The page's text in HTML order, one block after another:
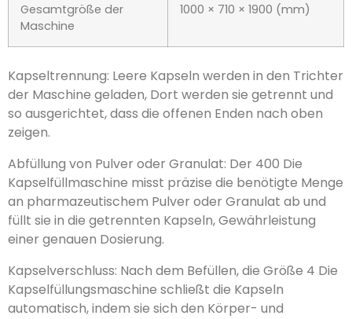
Gesamtgröße der
Maschine
1000 × 710 × 1900 (mm)
Kapseltrennung: Leere Kapseln werden in den Trichter
der Maschine geladen, Dort werden sie getrennt und
so ausgerichtet, dass die offenen Enden nach oben
zeigen.
Abfüllung von Pulver oder Granulat: Der 400 Die
Kapselfüllmaschine misst präzise die benötigte Menge
an pharmazeutischem Pulver oder Granulat ab und
füllt sie in die getrennten Kapseln, Gewährleistung
einer genauen Dosierung.
Kapselverschluss: Nach dem Befüllen, die Größe 4 Die
Kapselfüllungsmaschine schließt die Kapseln
automatisch, indem sie sich den Körper- und